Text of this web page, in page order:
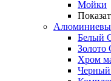
Мойки
Белый
Золото
Хром